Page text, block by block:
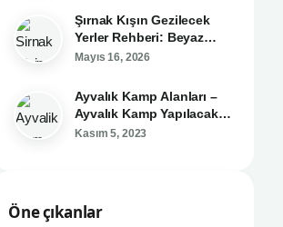
Şırnak Kışın Gezilecek
Yerler Rehberi: Beyaz
Örtü Altındaki Saklı
Mayıs 16, 2026
Ayvalık Kamp Alanları –
Ayvalık Kamp Yapılacak
Yerler
Kasım 5, 2023
Öne çıkanlar